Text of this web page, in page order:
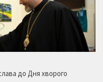
до Дня хворого